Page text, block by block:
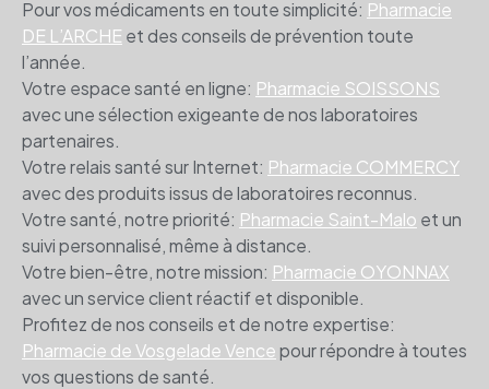
Pour vos médicaments en toute simplicité: Pharmacie
DE L’ARCHE et des conseils de prévention toute
l’année.
Votre espace santé en ligne: Pharmacie SOISSONS
avec une sélection exigeante de nos laboratoires
partenaires.
Votre relais santé sur Internet: Pharmacie COMMERCY
avec des produits issus de laboratoires reconnus.
Votre santé, notre priorité: Pharmacie Saint-Malo et un
suivi personnalisé, même à distance.
Votre bien-être, notre mission: Pharmacie OYONNAX
avec un service client réactif et disponible.
Profitez de nos conseils et de notre expertise:
Pharmacie de Vosgelade Vencepour répondre à toutes
vos questions de santé.